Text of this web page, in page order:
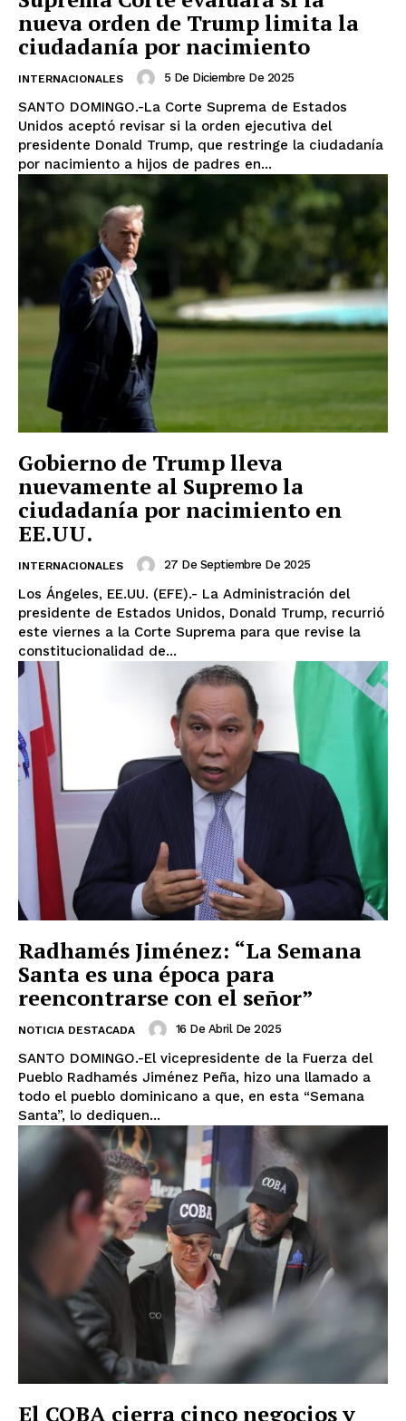
nueva orden de Trump limita la
ciudadanía por nacimiento
INTERNACIONALES 5 De Diciembre De 2025
SANTO DOMINGO.-La Corte Suprema de Estados
Unidos aceptó revisar si la orden ejecutiva del
presidente Donald Trump, que restringe la ciudadanía
por nacimiento a hijos de padres en...
Gobierno de Trump lleva
nuevamente al Supremo la
ciudadanía por nacimiento en
EE.UU.
INTERNACIONALES 27 De Septiembre De 2025
Los Ángeles, EE.UU. (EFE).- La Administración del
presidente de Estados Unidos, Donald Trump, recurrió
este viernes a la Corte Suprema para que revise la
constitucionalidad de...
Radhamés Jiménez: “La Semana
Santa es una época para
reencontrarse con el señor”
NOTICIA DESTACADA 16 De Abril De 2025
SANTO DOMINGO.-El vicepresidente de la Fuerza del
Pueblo Radhamés Jiménez Peña, hizo una llamado a
todo el pueblo dominicano a que, en esta “Semana
Santa”, lo dediquen...
El COBA cierra cinco negocios y